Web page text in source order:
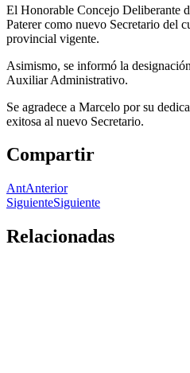
El Honorable Concejo Deliberante
Paterer como nuevo Secretario del
provincial vigente.
Asimismo, se informó la
Auxiliar Administrativo.
Se agradece a Marcelo por su
exitosa al nuevo Secretario.
Compartir
AntAnterior
SiguienteSiguiente
Relacionadas